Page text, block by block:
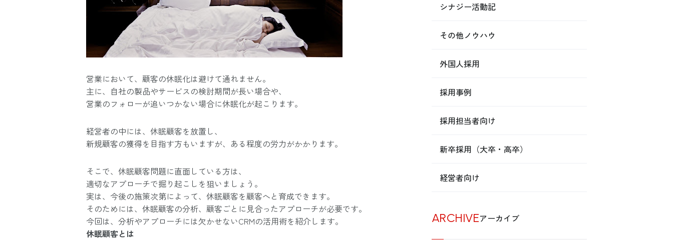
営業において、顧客の休眠化は避けて通れません。
主に、自社の製品やサービスの検討期間が長い場合や、
営業のフォローが追いつかない場合に休眠化が起こります。
経営者の中には、休眠顧客を放置し、
新規顧客の獲得を目指す方もいますが、ある程度の労力がかかります。
そこで、休眠顧客問題に直面している方は、
適切なアプローチで掘り起こしを狙いましょう。
実は、今後の施策次第によって、休眠顧客を顧客へと育成できます。
そのためには、休眠顧客の分析、顧客ごとに見合ったアプローチが必要です。
今回は、分析やアプローチには欠かせないCRMの活用術を紹介します。
休眠顧客とは
シナジー活動記
その他ノウハウ
外国人採用
採用事例
採用担当者向け
新卒採用（大卒・高卒）
経営者向け
ARCHIVEアーカイブ